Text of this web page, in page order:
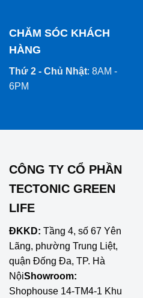
CHĂM SÓC KHÁCH
HÀNG
Thứ 2 - Chủ Nhật: 8AM -
6PM
CÔNG TY CỔ PHẦN
TECTONIC GREEN
LIFE
ĐKKD: Tầng 4, số 67 Yên
Lãng, phường Trung Liệt,
quận Đống Đa, TP. Hà
NộiShowroom:
Shophouse 14-TM4-1 Khu